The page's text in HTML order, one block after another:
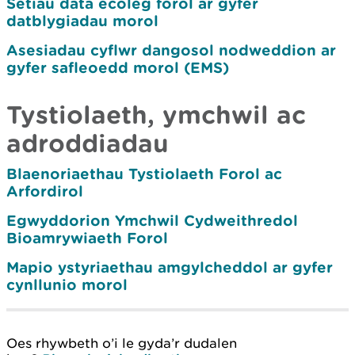
datblygiadau morol
Asesiadau cyflwr dangosol nodweddion ar
gyfer safleoedd morol (EMS)
Tystiolaeth, ymchwil ac
adroddiadau
Blaenoriaethau Tystiolaeth Forol ac
Arfordirol
Egwyddorion Ymchwil Cydweithredol
Bioamrywiaeth Forol
Mapio ystyriaethau amgylcheddol ar gyfer
cynllunio morol
Oes rhywbeth o’i le gyda’r dudalen